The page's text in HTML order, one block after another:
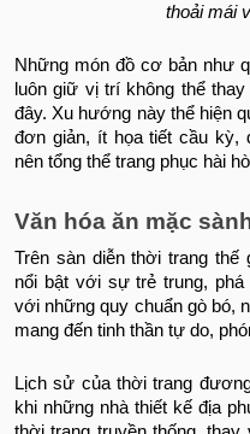
thoải mái
Những món đồ cơ bản như
luôn giữ vị trí không thể
đây. Xu hướng này thể hiện
đơn giản, ít họa tiết cầu kỳ,
nên tổng thể trang phục hài
Văn hóa ăn mặc
Trên sàn diễn thời trang
nổi bật với sự trẻ trung,
với những quy chuẩn gò bó,
mang đến tinh thần tự do,
Lịch sử của thời trang
khi những nhà thiết kế địa